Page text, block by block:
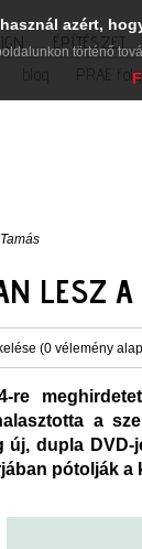
ÉPÍTÉSZET
PRAE
LESZ
(0 vélemény
re
a
új, dupla
pótolják a
azért,
történő